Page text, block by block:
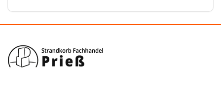
Meister,
Foto
Holz,
PE
Modell
Meister,
zeigt
Iroko
Holz,